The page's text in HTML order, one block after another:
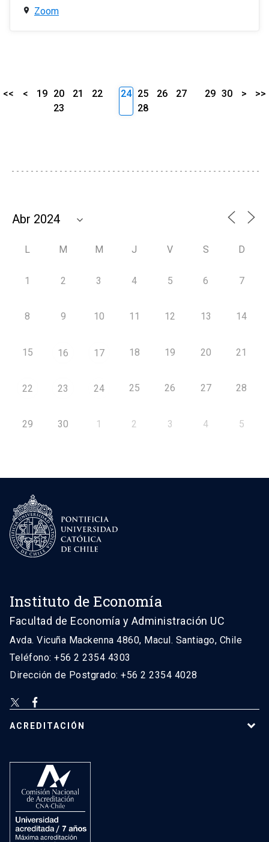
Zoom
<< < 19 20 21
22
23
24 25 26
27
28
29 30 > >>
L M M J V S D
1 2 3 4 5 6 7
8 9 10 11 12 13 14
15 16 17 18 19 20 21
22 23 24 25 26 27 28
29 30 1 2 3 4 5
Instituto de Economía
Facultad de Economía y Administración UC
Avda. Vicuña Mackenna 4860, Macul. Santiago, Chile
Teléfono: +56 2 2354 4303
Dirección de Postgrado: +56 2 2354 4028
ACREDITACIÓN